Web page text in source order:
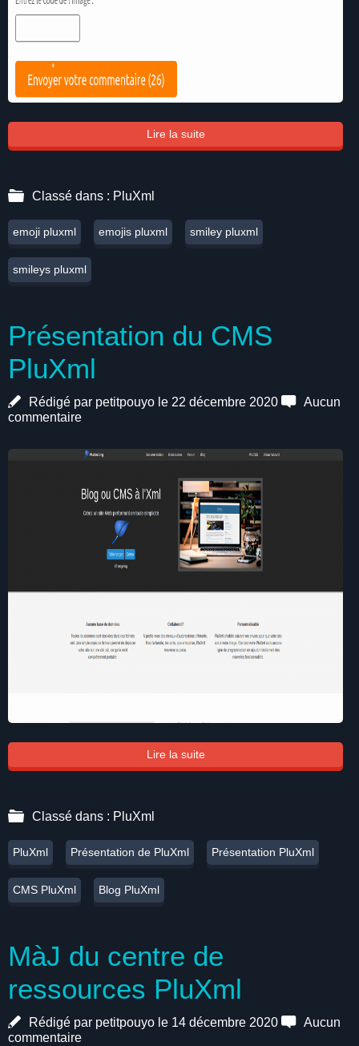
Lire la suite
Classé dans : PluXml
emoji pluxml emojis pluxml smiley pluxml
smileys pluxml
Présentation du CMS
PluXml
Rédigé par petitpouyo le 22 décembre 2020
Aucun
commentaire
Lire la suite
Classé dans : PluXml
PluXml Présentation de PluXml Présentation PluXml
CMS PluXml Blog PluXml
MàJ du centre de
ressources PluXml
Rédigé par petitpouyo le 14 décembre 2020
Aucun
commentaire